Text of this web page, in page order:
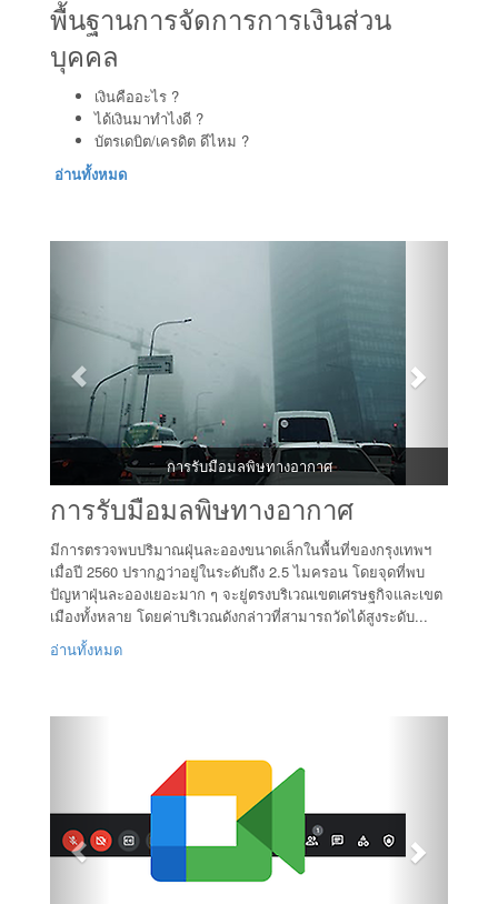
พื้นฐานการจัดการการเงินส่วน
บุคคล
เงินคืออะไร ?
ได้เงินมาทำไงดี ?
บัตรเดบิต/เครดิต ดีไหม ?
อ่านทั้งหมด
การรับมือมลพิษทางอากาศ
การรับมือมลพิษทางอากาศ
มีการตรวจพบปริมาณฝุ่นละอองขนาดเล็กในพื้นที่ของกรุงเทพฯ
เมื่อปี 2560 ปรากฏว่าอยู่ในระดับถึง 2.5 ไมครอน โดยจุดที่พบ
ปัญหาฝุ่นละอองเยอะมาก ๆ จะยู่ตรงบริเวณเขตเศรษฐกิจและเขต
เมืองทั้งหลาย โดยค่าบริเวณดังกล่าวที่สามารถวัดได้สูงระดับ...
อ่านทั้งหมด